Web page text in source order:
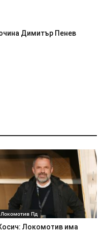
Димитър Пенев
Локомотив Пд
Локомотив има